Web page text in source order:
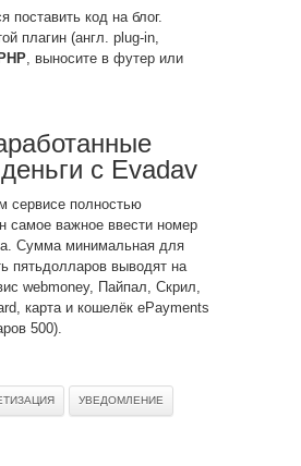
поставить код на блог.
плагин (англ. plug-in,
PHP , выносите в футер или
с Evadav
сервисе полностью
самое важное ввести номер
Сумма минимальная для
пятьдолларов выводят на
webmoney, Пайпал, Скрил,
карта и кошелёк ePayments
500).
УВЕДОМЛЕНИЕ